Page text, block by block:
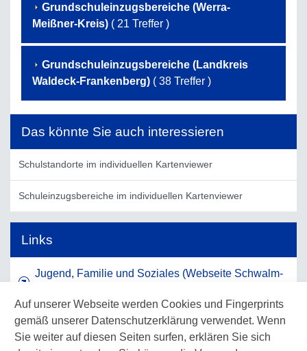
Auf unserer Webseite werden Cookies und Fingerprints
gemäß unserer Datenschutzerklärung verwendet. Wenn
Sie weiter auf diesen Seiten surfen, erklären Sie sich
Grundschuleinzugsbereiche (Werra-
Meißner-Kreis) ( 21 Treffer )
Grundschuleinzugsbereiche (Landkreis
Waldeck-Frankenberg) ( 38 Treffer )
Das könnte Sie auch interessieren
Schulstandorte im individuellen Kartenviewer
Schuleinzugsbereiche im individuellen Kartenviewer
Links
Jugend, Familie und Soziales (Webseite Schwalm-
Schulen und Bildung (Webseite Waldeck-
Frankenberg)